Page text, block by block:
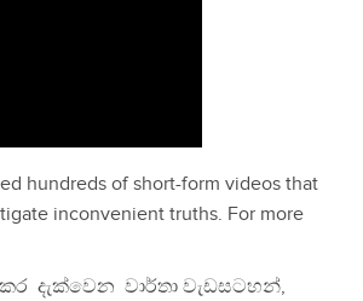
hundreds of short-form videos that
inconvenient truths. For more
දැක්වෙන වාර්තා වැඩසටහන්,